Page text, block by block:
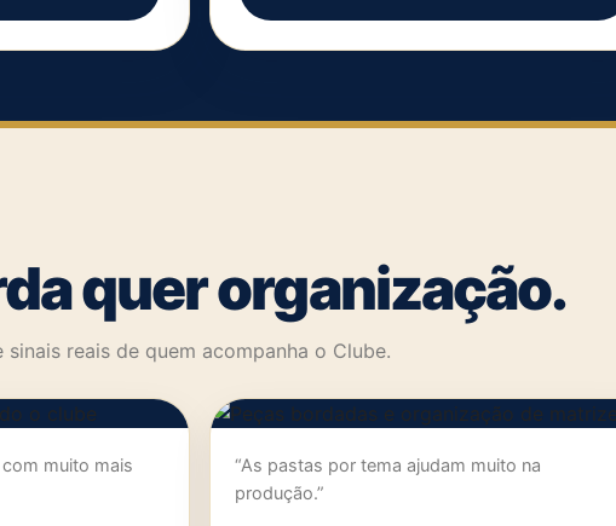
quer organização.
reais de quem acompanha o Clube.
muito mais
“As pastas por tema ajudam muito na
produção.”